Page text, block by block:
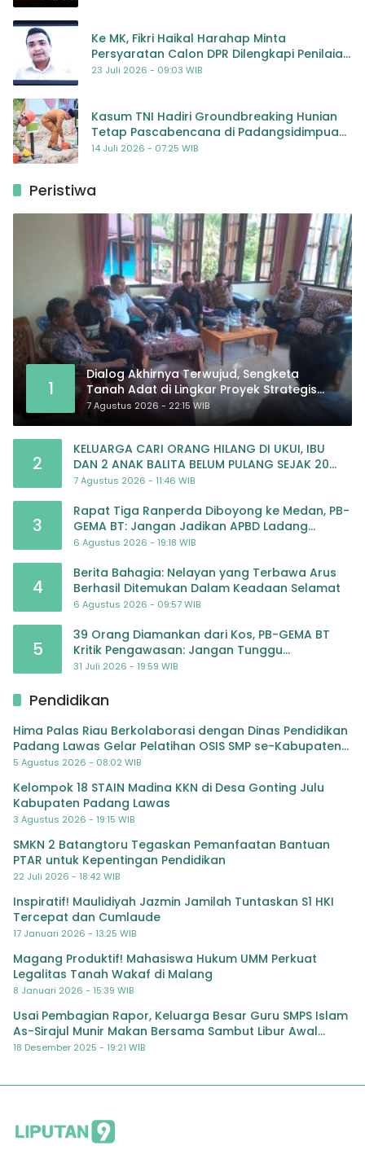
Ke MK, Fikri Haikal Harahap Minta
Persyaratan Calon DPR Dilengkapi Penilaian
Kompetensi
23 Juli 2026 - 09:03 WIB
Kasum TNI Hadiri Groundbreaking Hunian
Tetap Pascabencana di Padangsidimpuan,
Harapan Baru bagi Penyintas
14 Juli 2026 - 07:25 WIB
Peristiwa
1
Dialog Akhirnya Terwujud, Sengketa
Tanah Adat di Lingkar Proyek Strategis
Nasional Memasuki Babak Baru
7 Agustus 2026 - 22:15 WIB
2
KELUARGA CARI ORANG HILANG DI UKUI, IBU
DAN 2 ANAK BALITA BELUM PULANG SEJAK 20
JULI 2026
7 Agustus 2026 - 11:46 WIB
3
Rapat Tiga Ranperda Diboyong ke Medan, PB-
GEMA BT: Jangan Jadikan APBD Ladang
Pembiayaan yang Tak Perlu
6 Agustus 2026 - 19:18 WIB
4
Berita Bahagia: Nelayan yang Terbawa Arus
Berhasil Ditemukan Dalam Keadaan Selamat
6 Agustus 2026 - 09:57 WIB
5
39 Orang Diamankan dari Kos, PB-GEMA BT
Kritik Pengawasan: Jangan Tunggu
Masyarakat Bergerak Baru Negara Bertindak
31 Juli 2026 - 19:59 WIB
Pendidikan
Hima Palas Riau Berkolaborasi dengan Dinas Pendidikan
Padang Lawas Gelar Pelatihan OSIS SMP se-Kabupaten
Padang Lawas
5 Agustus 2026 - 08:02 WIB
Kelompok 18 STAIN Madina KKN di Desa Gonting Julu
Kabupaten Padang Lawas
3 Agustus 2026 - 19:15 WIB
SMKN 2 Batangtoru Tegaskan Pemanfaatan Bantuan
PTAR untuk Kepentingan Pendidikan
22 Juli 2026 - 18:42 WIB
Inspiratif! Maulidiyah Jazmin Jamilah Tuntaskan S1 HKI
Tercepat dan Cumlaude
17 Januari 2026 - 13:25 WIB
Magang Produktif! Mahasiswa Hukum UMM Perkuat
Legalitas Tanah Wakaf di Malang
8 Januari 2026 - 15:39 WIB
Usai Pembagian Rapor, Keluarga Besar Guru SMPS Islam
As-Sirajul Munir Makan Bersama Sambut Libur Awal
Semester
18 Desember 2025 - 19:21 WIB